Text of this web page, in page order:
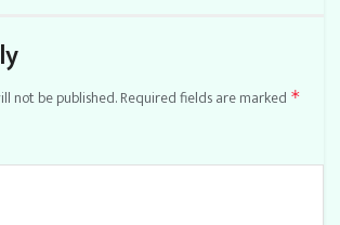
not be published.Required fields are marked *